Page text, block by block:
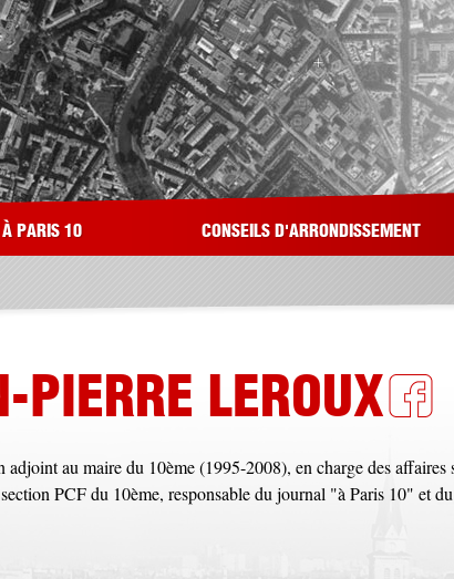
PARIS 10 CONSEILS D'ARRONDISSEMENT
PIERRE LEROUX
adjoint au maire du 10ème (1995-2008), en charge des affaires
PCF du 10ème, responsable du journal "à Paris 10" et